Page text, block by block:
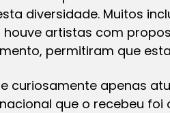
diversidade. Muitos
artistas com
permitiram que
curiosamente apenas
que o recebeu